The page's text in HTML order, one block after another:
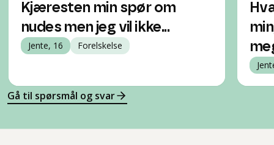
Kjæresten min spør om
nudes men jeg vil ikke...
Jente, 16 Forelskelse
Gå til spørsmål og svar